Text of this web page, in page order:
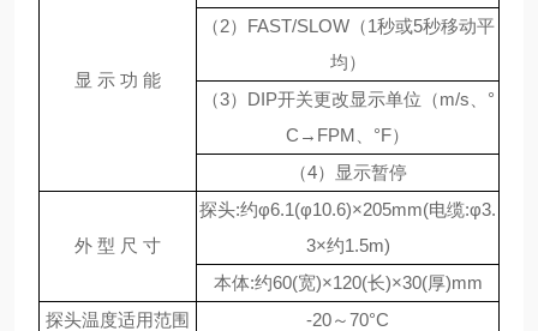
显 示 功 能
（2）FAST/SLOW（1秒或5秒移动平
均）
（3）DIP开关更改显示单位（m/s、°
C→FPM、°F）
（4）显示暂停
外 型 尺 寸
探头:约φ6.1(φ10.6)×205mm(电缆:φ3.
3×约1.5m)
本体:约60(宽)×120(长)×30(厚)mm
探头温度适用范围
-20～70°C